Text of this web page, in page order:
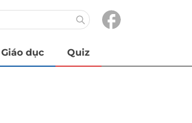
Giáo dục Quiz